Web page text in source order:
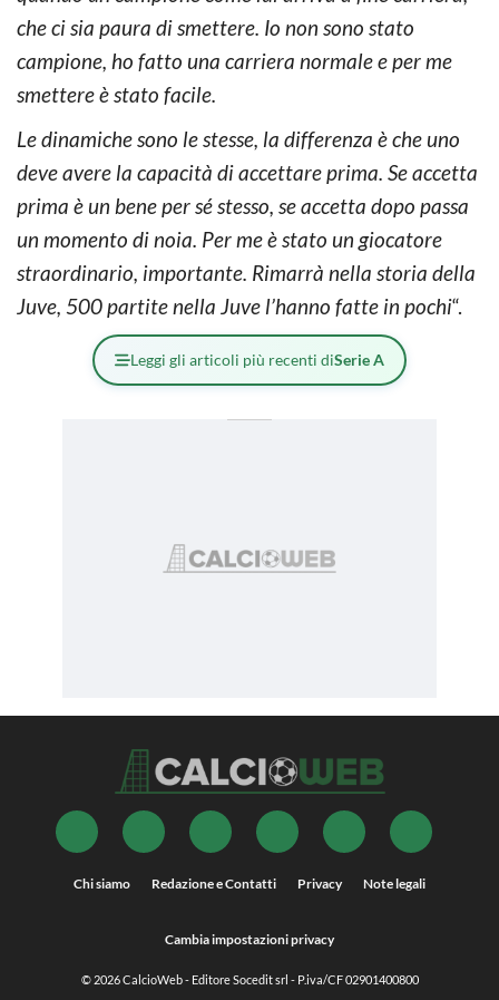
che ci sia paura di smettere. Io non sono stato
campione, ho fatto una carriera normale e per me
smettere è stato facile.
Le dinamiche sono le stesse, la differenza è che uno
deve avere la capacità di accettare prima. Se accetta
prima è un bene per sé stesso, se accetta dopo passa
un momento di noia. Per me è stato un giocatore
straordinario, importante. Rimarrà nella storia della
Juve, 500 partite nella Juve l’hanno fatte in pochi“.
Leggi gli articoli più recenti diSerie A
Chi siamo Redazione e Contatti Privacy Note legali
Cambia impostazioni privacy
© 2026CalcioWeb- Editore Socedit srl - P.iva/CF 02901400800